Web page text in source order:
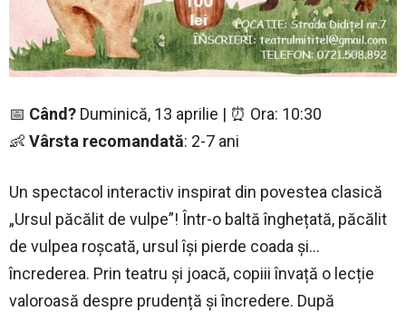
📅 Când? Duminică, 13 aprilie | ⏰ Ora: 10:30
👶 Vârsta recomandată: 2-7 ani
Un spectacol interactiv inspirat din povestea clasică
„Ursul păcălit de vulpe”! Într-o baltă înghețată, păcălit
de vulpea roșcată, ursul își pierde coada și…
încrederea. Prin teatru și joacă, copiii învață o lecție
valoroasă despre prudență și încredere. După